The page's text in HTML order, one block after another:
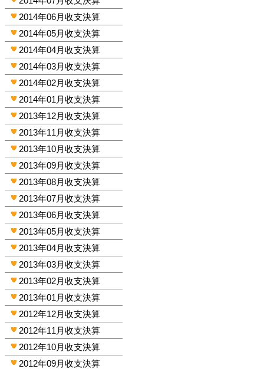
2014年06月收支決算
2014年05月收支決算
2014年04月收支決算
2014年03月收支決算
2014年02月收支決算
2014年01月收支決算
2013年12月收支決算
2013年11月收支決算
2013年10月收支決算
2013年09月收支決算
2013年08月收支決算
2013年07月收支決算
2013年06月收支決算
2013年05月收支決算
2013年04月收支決算
2013年03月收支決算
2013年02月收支決算
2013年01月收支決算
2012年12月收支決算
2012年11月收支決算
2012年10月收支決算
2012年09月收支決算